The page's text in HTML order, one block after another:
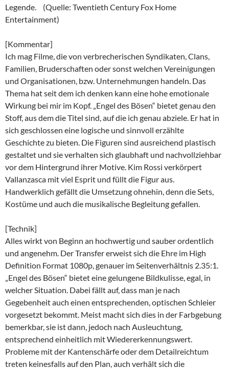
Legende. (Quelle: Twentieth Century Fox Home
Entertainment)
[Kommentar]
Ich mag Filme, die von verbrecherischen Syndikaten, Clans,
Familien, Bruderschaften oder sonst welchen Vereinigungen
und Organisationen, bzw. Unternehmungen handeln. Das
Thema hat seit dem ich denken kann eine hohe emotionale
Wirkung bei mir im Kopf. „Engel des Bösen“ bietet genau den
Stoff, aus dem die Titel sind, auf die ich genau abziele. Er hat in
sich geschlossen eine logische und sinnvoll erzählte
Geschichte zu bieten. Die Figuren sind ausreichend plastisch
gestaltet und sie verhalten sich glaubhaft und nachvollziehbar
vor dem Hintergrund ihrer Motive. Kim Rossi verkörpert
Vallanzasca mit viel Esprit und füllt die Figur aus.
Handwerklich gefällt die Umsetzung ohnehin, denn die Sets,
Kostüme und auch die musikalische Begleitung gefallen.
[Technik]
Alles wirkt von Beginn an hochwertig und sauber ordentlich
und angenehm. Der Transfer erweist sich die Ehre im High
Definition Format 1080p, genauer im Seitenverhältnis 2.35:1.
„Engel des Bösen“ bietet eine gelungene Bildkulisse, egal, in
welcher Situation. Dabei fällt auf, dass man je nach
Gegebenheit auch einen entsprechenden, optischen Schleier
vorgesetzt bekommt. Meist macht sich dies in der Farbgebung
bemerkbar, sie ist dann, jedoch nach Ausleuchtung,
entsprechend einheitlich mit Wiedererkennungswert.
Probleme mit der Kantenschärfe oder dem Detailreichtum
treten keinesfalls auf den Plan, auch verhält sich die